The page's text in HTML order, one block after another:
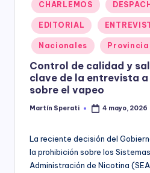
y
in
CHARLEMOS
EDITORIAL
Nacionales
Control de calidad y
clave de la entrevista a
sobre el vapeo
Posted
Martín Sperati 4 mayo, 2026
La reciente decisión del
la prohibición sobre los
Administración de Nicotina